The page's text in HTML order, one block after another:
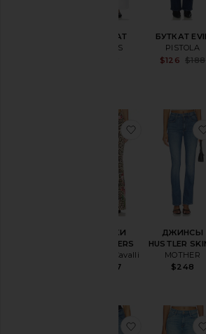
БУТКАТ
LEVI'S
БУТКАТ
PISTOLA
$126 $188
БРЮКИ
TROUSERS
Roberto Cavalli
$807
ДЖИНСЫ
HUSTLER
MOTHER
$248